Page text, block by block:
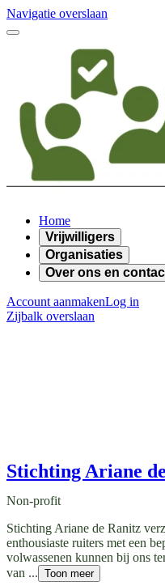
Navigatie overslaan
Home
Vrijwilligers
Organisaties
Over ons en
Account aanmakenLog in
Zijbalk overslaan
Stichting Ariane
Non-profit
Stichting Ariane de Ranitz
enthousiaste ruiters met een
volwassenen kunnen bij ons
van ... Toon meer